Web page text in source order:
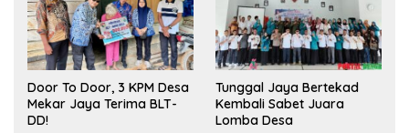
Door To Door, 3 KPM Desa
Mekar Jaya Terima BLT-
DD!
Tunggal Jaya Bertekad
Kembali Sabet Juara
Lomba Desa